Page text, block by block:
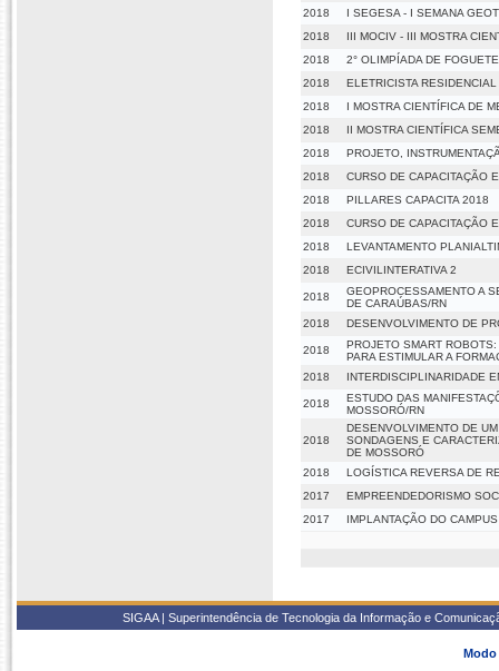
2018
I SEGESA - I SEMANA
2018
III MOCIV - III MOSTRA
2018
2° OLIMPÍADA DE
2018
ELETRICISTA RESIDENCIAL
2018
I MOSTRA CIENTÍFICA DE
2018
II MOSTRA CIENTÍFICA
2018
PROJETO,
2018
CURSO DE CAPACITAÇÃO
2018
PILLARES CAPACITA 2018
2018
CURSO DE CAPACITAÇÃO
2018
LEVANTAMENTO
2018
ECIVILINTERATIVA 2
2018
GEOPROCESSAMENTO A
DE CARAÚBAS/RN
2018
DESENVOLVIMENTO DE
2018
PROJETO SMART
PARA ESTIMULAR A
2018
INTERDISCIPLINARIDADE
2018
ESTUDO DAS
MOSSORÓ/RN
2018
DESENVOLVIMENTO DE
SONDAGENS E
DE MOSSORÓ
2018
LOGÍSTICA REVERSA DE
2017
EMPREENDEDORISMO
2017
IMPLANTAÇÃO DO
SIGAA | Superintendência de Tecnologia da Informação e
Modo